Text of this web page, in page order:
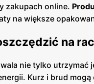
zakupach online.
na większe
na
nie tylko utrzymać
Kurz i brud mogą